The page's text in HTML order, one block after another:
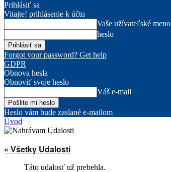
Prihlásiť sa
Vitajte! prihlásenie k účtu
Vaše užívateľské meno
heslo
Forgot your password? Get help
GDPR
Obnova hesla
Obnoviť svoje heslo
Váš e-mail
Heslo vám bude zaslané e-mailom
Úvod
« Všetky Udalosti
Táto udalosť už prebehla.